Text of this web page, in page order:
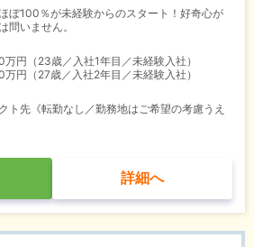
ぼ100％が未経験からのスタート！好奇心が
問いません。
万円（23歳／入社1年目／未経験入社）
万円（27歳／入社2年目／未経験入社）
ト先《転勤なし／勤務地はご希望の考慮うえ
詳細へ